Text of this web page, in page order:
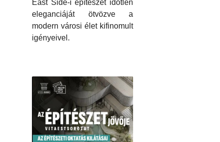
East Side-i építészet időtlen
eleganciáját ötvözve a
modern városi élet kifinomult
igényeivel.